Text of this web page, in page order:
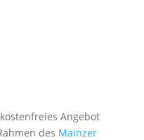
Angebot
des Mainzer